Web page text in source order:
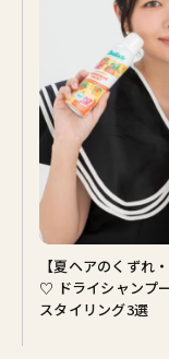
【夏ヘアのくずれ
♡ ドライシャンプ
スタイリング3選